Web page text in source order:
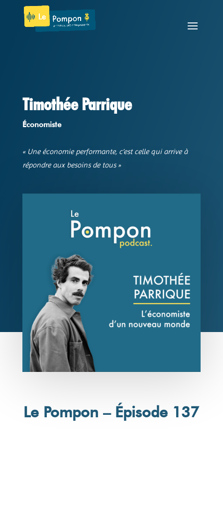
Timothée Parrique
Économiste
« Une économie performante, c’est celle qui arrive à
répondre aux besoins de tous »
Le Pompon – Épisode 137